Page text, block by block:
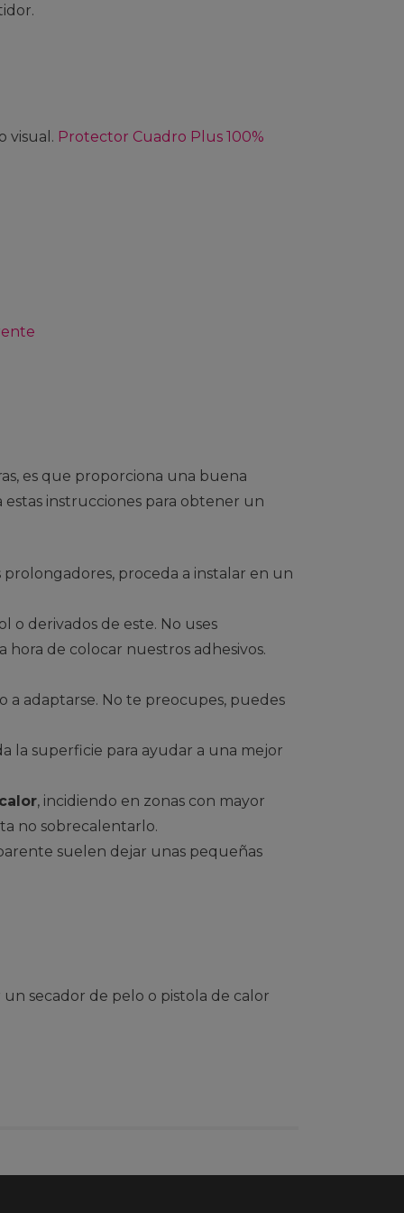
visual. Protector Cuadro Plus 100%
es que proporciona una buena
estas instrucciones para obtener un
prolongadores, proceda a instalar en un
o derivados de este. No uses
de colocar nuestros adhesivos.
a adaptarse. No te preocupes, puedes
la superficie para ayudar a una mejor
, incidiendo en zonas con mayor
no sobrecalentarlo.
suelen dejar unas pequeñas
secador de pelo o pistola de calor